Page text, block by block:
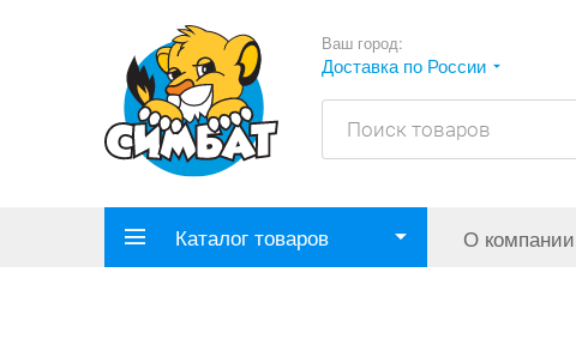
Ваш город:
Доставка по России
Каталог товаров О компании